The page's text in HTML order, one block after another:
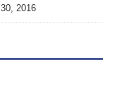
2016